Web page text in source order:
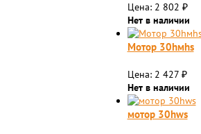
Цена: 2 802 ₽
Нет в наличии
Мотор 30hмhs
Цена: 2 427 ₽
Нет в наличии
мотор 30hws